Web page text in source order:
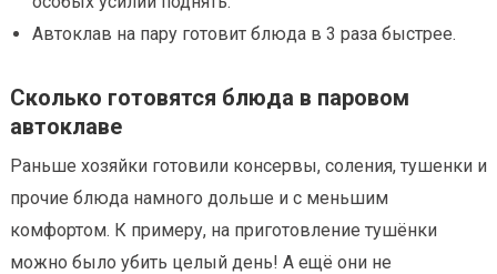
Автоклав на пару готовит блюда в 3 раза быстрее.
Сколько готовятся блюда в паровом
автоклаве
Раньше хозяйки готовили консервы, соления, тушенки и
прочие блюда намного дольше и с меньшим
комфортом. К примеру, на приготовление тушёнки
можно было убить целый день! А ещё они не